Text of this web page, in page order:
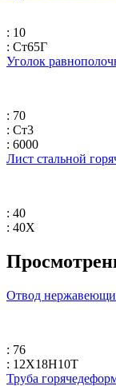
: 10
: Ст65Г
Уголок
: 70
: Ст3
: 6000
Лист стальной
: 40
: 40Х
Отвод
: 76
: 12Х18Н10Т
Труба